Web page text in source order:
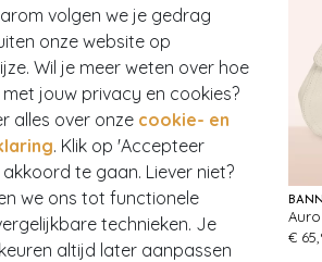
volgen we je gedrag
onze website op
Wil je meer weten over hoe
jouw privacy en cookies?
alles over onze cookie- en
. Klik op 'Accepteer
te gaan. Liever niet?
we ons tot functionele
technieken. Je
altijd later aanpassen
418
MAGIC BODYFASHION
€